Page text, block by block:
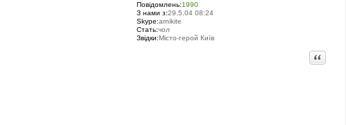
Повідомлень:1990
З нами з:29.5.04 08:24
Skype:arnikite
Стать:чол
Звідки:Місто-герой Київ
Цитата